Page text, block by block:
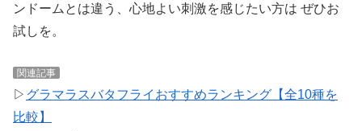
ンドームとは違う、心地よい刺激を感じたい方は ぜひお
試しを。
関連記事
▷ グラマラスバタフライおすすめランキング【全10種を
比較】